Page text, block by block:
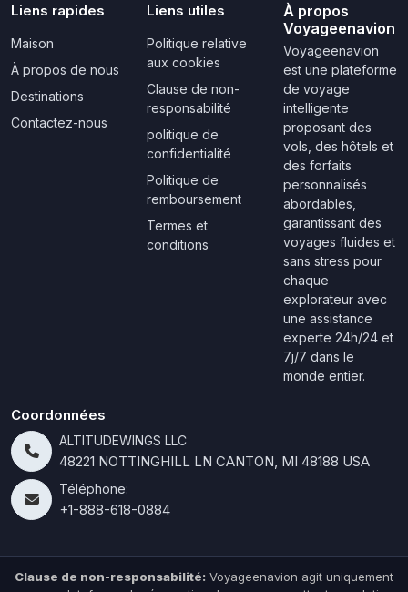
Liens rapides
Maison
À propos de nous
Destinations
Contactez-nous
Liens utiles
Politique relative
aux cookies
Clause de non-
responsabilité
politique de
confidentialité
Politique de
remboursement
Termes et
conditions
À propos
Voyageenavion
Voyageenavion
est une plateforme
de voyage
intelligente
proposant des
vols, des hôtels et
des forfaits
personnalisés
abordables,
garantissant des
voyages fluides et
sans stress pour
chaque
explorateur avec
une assistance
experte 24h/24 et
7j/7 dans le
monde entier.
Coordonnées
ALTITUDEWINGS LLC
48221 NOTTINGHILL LN CANTON, MI 48188 USA
Téléphone:
+1-888-618-0884
Clause de non-responsabilité: Voyageenavion agit uniquement